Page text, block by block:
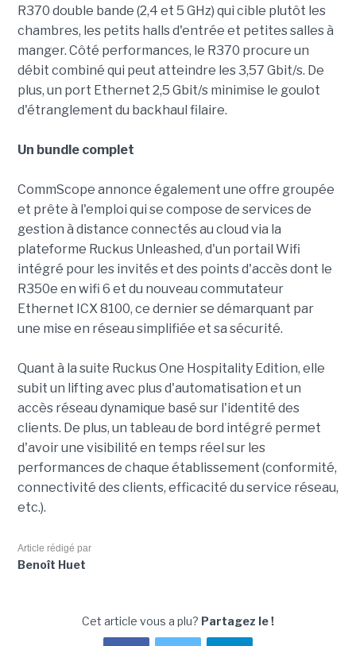
R370 double bande (2,4 et 5 GHz) qui cible plutôt les
chambres, les petits halls d'entrée et petites salles à
manger. Côté performances, le R370 procure un
débit combiné qui peut atteindre les 3,57 Gbit/s. De
plus, un port Ethernet 2,5 Gbit/s minimise le goulot
d'étranglement du backhaul filaire.
Un bundle complet
CommScope annonce également une offre groupée
et prête à l'emploi qui se compose de services de
gestion à distance connectés au cloud via la
plateforme Ruckus Unleashed, d'un portail Wifi
intégré pour les invités et des points d'accès dont le
R350e en wifi 6 et du nouveau commutateur
Ethernet ICX 8100, ce dernier se démarquant par
une mise en réseau simplifiée et sa sécurité.
Quant à la suite Ruckus One Hospitality Edition, elle
subit un lifting avec plus d'automatisation et un
accès réseau dynamique basé sur l'identité des
clients. De plus, un tableau de bord intégré permet
d'avoir une visibilité en temps réel sur les
performances de chaque établissement (conformité,
connectivité des clients, efficacité du service réseau,
etc.).
Article rédigé par
Benoît Huet
Cet article vous a plu? Partagez le !